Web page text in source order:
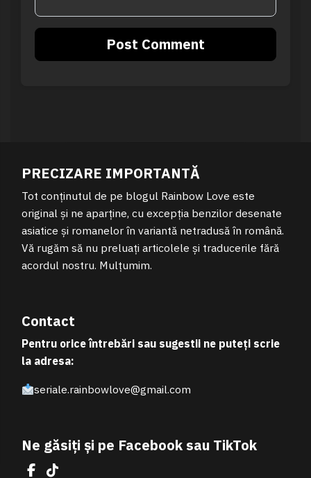
PRECIZARE IMPORTANTĂ
Tot conținutul de pe blogul Rainbow Love este
original și ne aparține, cu excepția benzilor desenate
asiatice și romanelor în variantă netradusă în română.
Vă rugăm să nu preluați articolele și traducerile fără
acordul nostru. Mulțumim.
Contact
Pentru orice întrebări sau sugestii ne puteți scrie
la adresa:
seriale.rainbowlove@gmail.com
Ne găsiți și pe Facebook sau TikTok